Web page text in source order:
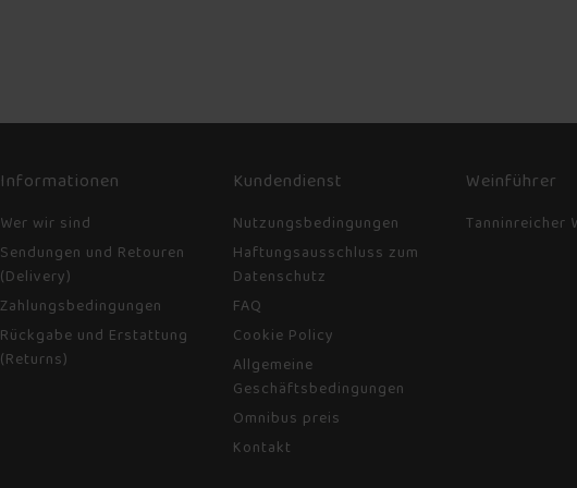
Informationen
Wer wir sind
Sendungen und Retouren
(Delivery)
Zahlungsbedingungen
Rückgabe und Erstattung
(Returns)
Kundendienst
Nutzungsbedingungen
Haftungsausschluss zum
Datenschutz
FAQ
Cookie Policy
Allgemeine
Geschäftsbedingungen
Omnibus preis
Kontakt
Weinführer
Tanninreicher